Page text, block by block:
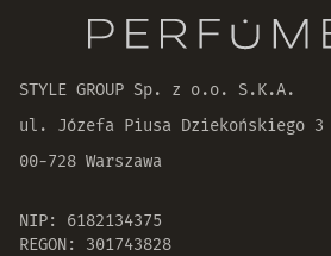
30 dni na zwrot
STYLE GROUP Sp. z o.o. S.K.A.
ul. Józefa Piusa Dziekońskiego 3
00-728 Warszawa
NIP: 6182134375
REGON: 301743828